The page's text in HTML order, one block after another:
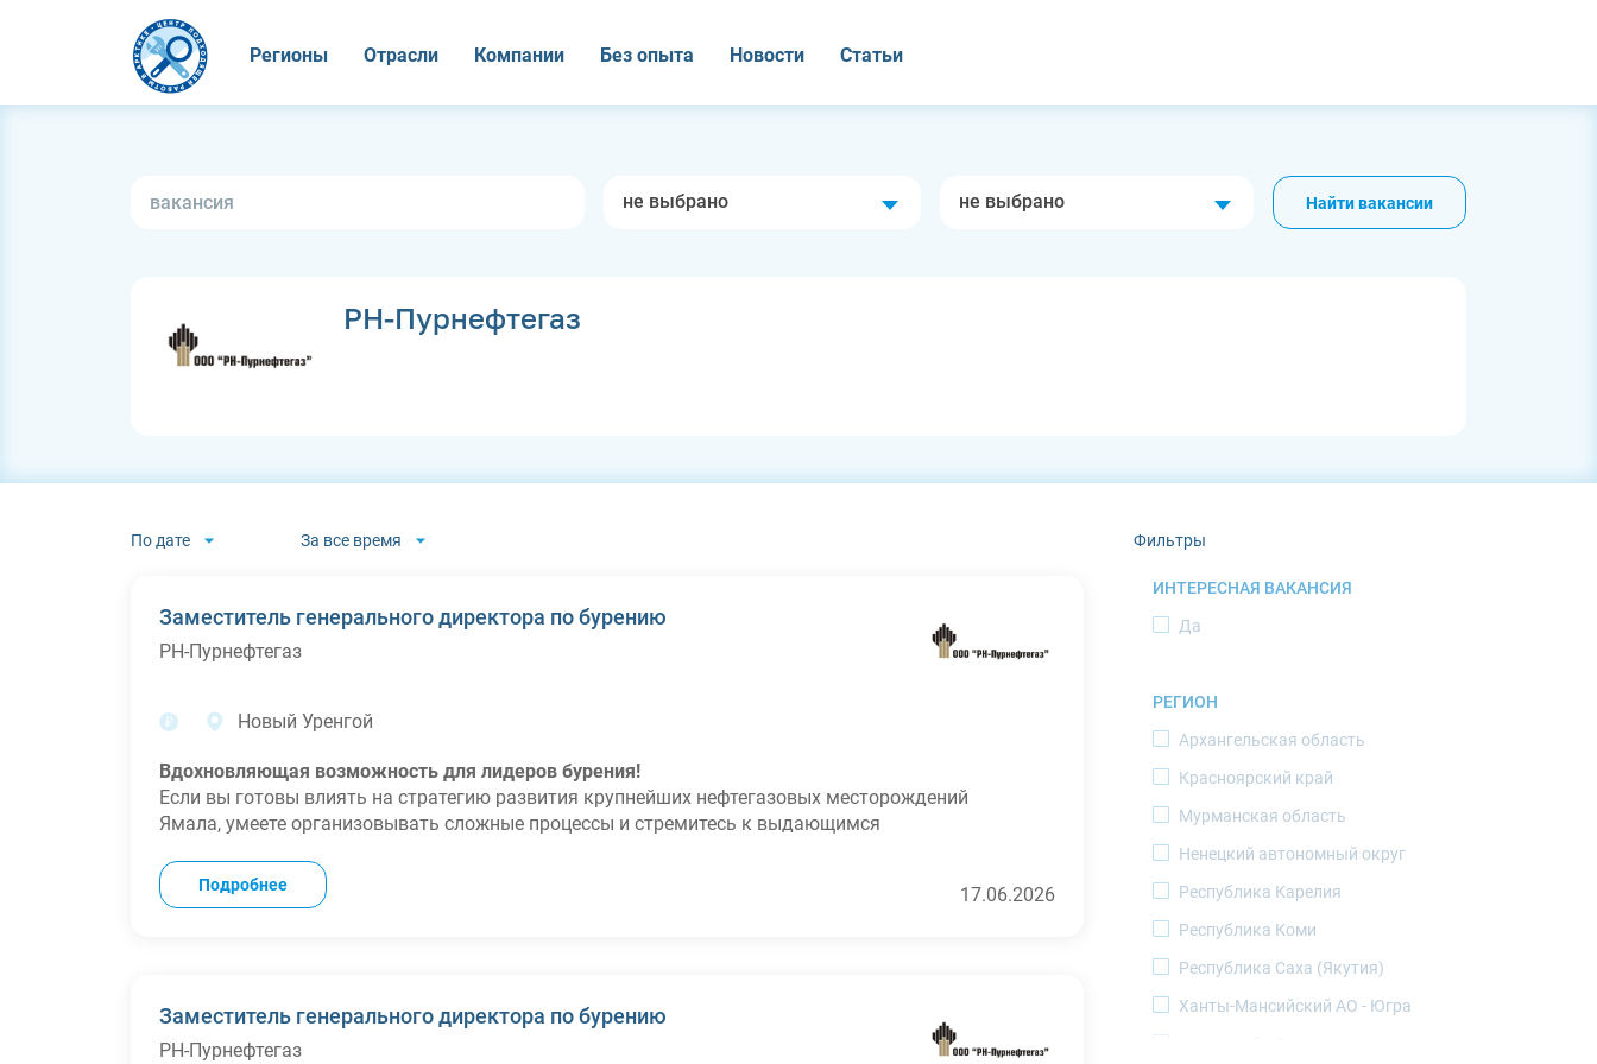
Регионы Отрасли Компании Без опыта Новости Статьи
не выбрано не выбрано Найти вакансии
РН-Пурнефтегаз
Фильтры
ИНТЕРЕСНАЯ ВАКАНСИЯ
Да
РЕГИОН
Архангельская область
Красноярский край
Мурманская область
Ненецкий автономный округ
Республика Карелия
Республика Коми
Республика Саха (Якутия)
Ханты-Мансийский АО - Югра
По дате За все время
Заместитель генеpального диpектоpа по бурению
РН-Пурнефтегаз
Новый Уренгой
Вдохновляющая возможность для лидеров бурения!
Если вы готовы влиять на стратегию развития крупнейших нефтегазовых месторождений
Ямала, умеете организовывать сложные процессы и стремитесь к выдающимся
Ваши задачи:
Организация и контроль качественного строительства и реконструкции скважин на
и сроков по сравнению с предыдущими периодами.
Контроль за достижением плановых дебитов скважин (ВНС, ЗБС).
Внедрение современных технологий и лучших практик в области бурения.
Подробнее 17.06.2026
Заместитель генеpального диpектоpа по бурению
РН-Пурнефтегаз